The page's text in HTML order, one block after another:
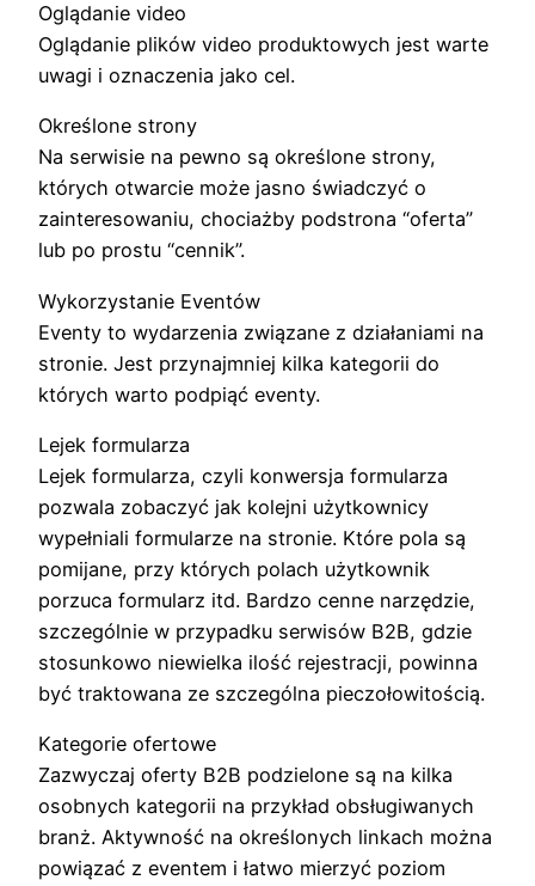
Oglądanie video
Oglądanie plików video produktowych jest warte
uwagi i oznaczenia jako cel.
Określone strony
Na serwisie na pewno są określone strony,
których otwarcie może jasno świadczyć o
zainteresowaniu, chociażby podstrona “oferta”
lub po prostu “cennik”.
Wykorzystanie Eventów
Eventy to wydarzenia związane z działaniami na
stronie. Jest przynajmniej kilka kategorii do
których warto podpiąć eventy.
Lejek formularza
Lejek formularza, czyli konwersja formularza
pozwala zobaczyć jak kolejni użytkownicy
wypełniali formularze na stronie. Które pola są
pomijane, przy których polach użytkownik
porzuca formularz itd. Bardzo cenne narzędzie,
szczególnie w przypadku serwisów B2B, gdzie
stosunkowo niewielka ilość rejestracji, powinna
być traktowana ze szczególna pieczołowitością.
Kategorie ofertowe
Zazwyczaj oferty B2B podzielone są na kilka
osobnych kategorii na przykład obsługiwanych
branż. Aktywność na określonych linkach można
powiązać z eventem i łatwo mierzyć poziom